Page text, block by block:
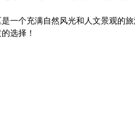
一个充满自然风光和人文景观的
选择！